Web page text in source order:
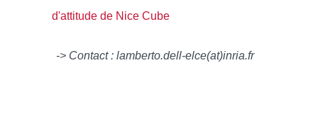
d'attitude de Nice Cube
-> Contact : lamberto.dell-elce(at)inria.fr